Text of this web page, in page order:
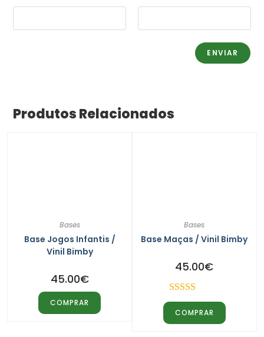
Produtos Relacionados
Bases
Base Jogos Infantis /
Vinil Bimby
45.00€
COMPRAR
Bases
Base Maças / Vinil Bimby
45.00€
Avaliação
5.00de 5
COMPRAR